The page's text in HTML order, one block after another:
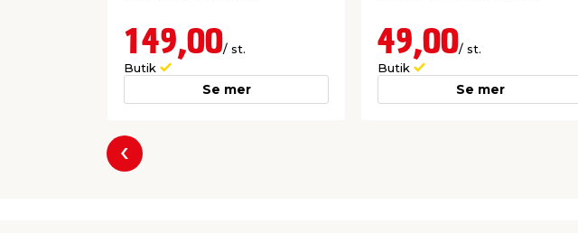
149,00/ st.
Butik
Se mer
49,00/ st.
Butik
Se mer
Föregående